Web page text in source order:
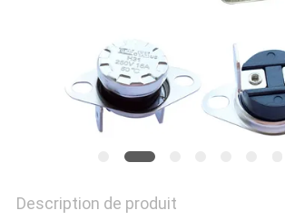
Description de produit